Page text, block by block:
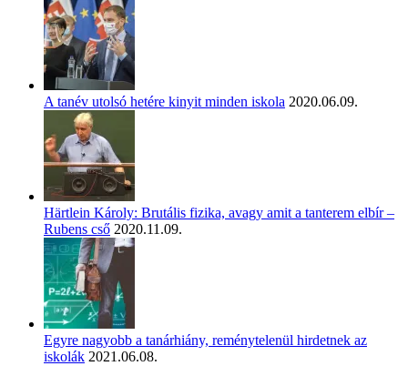
A tanév utolsó hetére kinyit minden iskola 2020.06.09.
Härtlein Károly: Brutális fizika, avagy amit a tanterem elbír –
Rubens cső 2020.11.09.
Egyre nagyobb a tanárhiány, reménytelenül hirdetnek az
iskolák 2021.06.08.